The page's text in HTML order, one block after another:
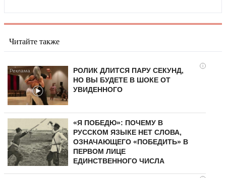
Читайте также
i
РОЛИК ДЛИТСЯ ПАРУ СЕКУНД,
НО ВЫ БУДЕТЕ В ШОКЕ ОТ
УВИДЕННОГО
«Я ПОБЕДЮ»: ПОЧЕМУ В
РУССКОМ ЯЗЫКЕ НЕТ СЛОВА,
ОЗНАЧАЮЩЕГО «ПОБЕДИТЬ» В
ПЕРВОМ ЛИЦЕ
ЕДИНСТВЕННОГО ЧИСЛА